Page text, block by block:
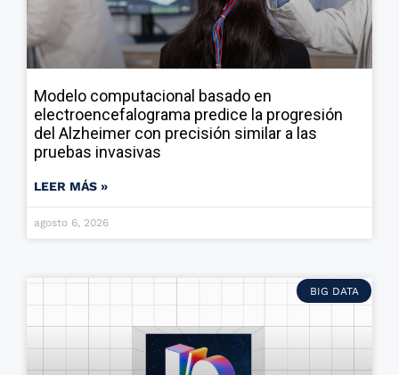
Modelo computacional basado en
electroencefalograma predice la progresión
del Alzheimer con precisión similar a las
pruebas invasivas
LEER MÁS »
agosto 6, 2026
BIG DATA